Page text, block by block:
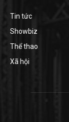
Tin tức
Showbiz
Thể thao
Xã hội